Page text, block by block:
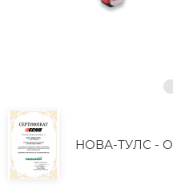
НОВА-ТУЛС -